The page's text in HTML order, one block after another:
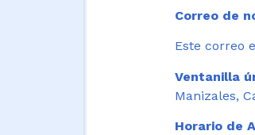
Correo de
Este correo
Ventanilla
Manizales,
Horario de